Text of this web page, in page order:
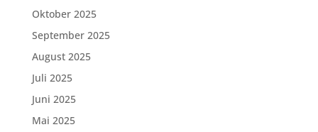
Oktober 2025
September 2025
August 2025
Juli 2025
Juni 2025
Mai 2025